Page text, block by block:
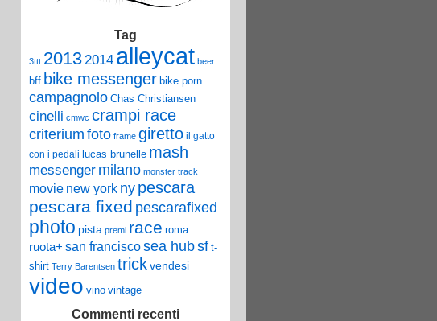
Tag
3ttt 20132014 alleycat beer
bff bike messenger bike porn
campagnolo Chas Christiansen
cinelli cmwc crampi race
criterium foto frame giretto il gatto
con i pedali lucas brunelle mash
messenger milano monster track
movie new york nypescara
pescara fixed pescarafixed
photo pista premi race roma
ruota+ san franciscosea hubsf t-
shirt Terry Barentsen trickvendesi
video vino vintage
Commenti recenti